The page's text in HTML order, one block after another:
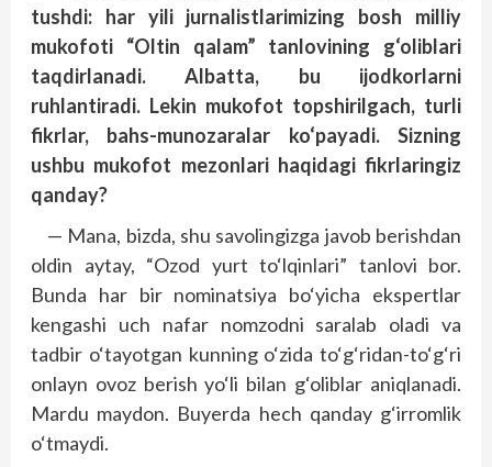
tushdi: har yili jurnalistlarimizing bosh milliy
mukofoti “Oltin qalam” tanlovining g‘oliblari
taqdirlanadi. Albatta, bu ijodkorlarni
ruhlantiradi. Lekin mukofot topshirilgach, turli
fikrlar, bahs-munozaralar ko‘payadi. Sizning
ushbu mukofot mezonlari haqidagi fikrlaringiz
qanday?
— Mana, bizda, shu savolingizga javob berishdan
oldin aytay, “Ozod yurt to‘lqinlari” tanlovi bor.
Bunda har bir nominatsiya bo‘yicha ekspertlar
kengashi uch nafar nomzodni saralab oladi va
tadbir o‘tayotgan kunning o‘zida to‘g‘ridan-to‘g‘ri
onlayn ovoz berish yo‘li bilan g‘oliblar aniqlanadi.
Mardu maydon. Buyerda hech qanday g‘irromlik
o‘tmaydi.